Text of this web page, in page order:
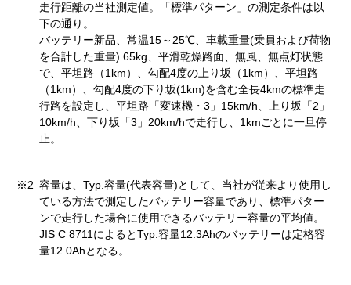
走行距離の当社測定値。「標準パターン」の測定条件は以
下の通り。
バッテリー新品、常温15～25℃、車載重量(乗員および荷物
を合計した重量) 65kg、平滑乾燥路面、無風、無点灯状態
で、平坦路（1km）、勾配4度の上り坂（1km）、平坦路
（1km）、勾配4度の下り坂(1km)を含む全長4kmの標準走
行路を設定し、平坦路「変速機・3」15km/h、上り坂「2」
10km/h、下り坂「3」20km/hで走行し、1kmごとに一旦停
止。
※2 容量は、Typ.容量(代表容量)として、当社が従来より使用し
ている方法で測定したバッテリー容量であり、標準パター
ンで走行した場合に使用できるバッテリー容量の平均値。
JIS C 8711によるとTyp.容量12.3Ahのバッテリーは定格容
量12.0Ahとなる。